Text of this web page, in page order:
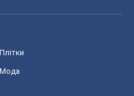
Плітки
Мода